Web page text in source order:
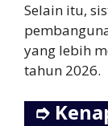
Selain itu,
yang lebih
tahun 2026.
➮